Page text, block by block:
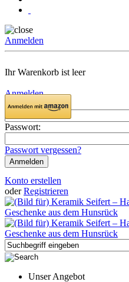
Anmelden
Ihr Warenkorb ist leer
Anmelden
Email:
Passwort:
Passwort vergessen?
Konto erstellen
oder Registrieren
Unser Angebot